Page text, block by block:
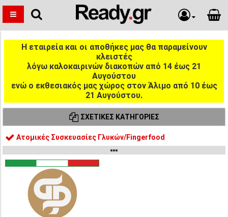
Η εταιρεία και οι αποθήκες μας θα παραμείνουν
κλειστές
λόγω καλοκαιρινών διακοπών από 14 έως 21
Αυγούστου
ενώ ο εκθεσιακός μας χώρος στον Άλιμο από 10 έως
21 Αυγούστου.
ΣΧΕΤΙΚΈΣ ΚΑΤΗΓΟΡΊΕΣ
Ατομικές Συσκευασίες Γλυκών/Fingerfood